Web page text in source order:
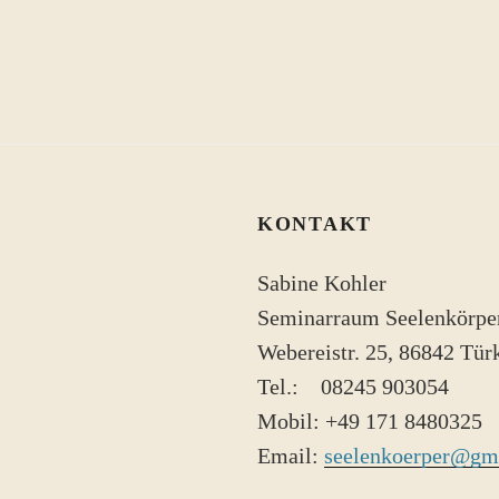
KONTAKT
Sabine Kohler
Seminarraum
Webereistr. 25, 86842
Tel.: 08245 ​903054
Mobil: +49 171 8480325
Email: